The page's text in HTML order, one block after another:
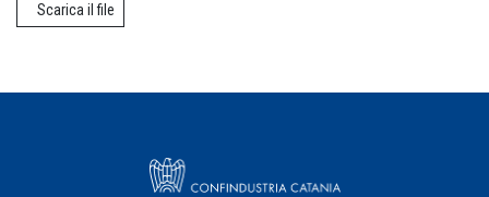
Scarica il file